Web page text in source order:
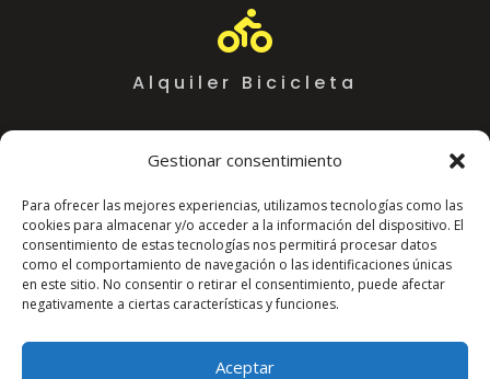
Gestionar consentimiento
Para ofrecer las mejores experiencias, utilizamos tecnologías como las
cookies para almacenar y/o acceder a la información del dispositivo. El
consentimiento de estas tecnologías nos permitirá procesar datos
como el comportamiento de navegación o las identificaciones únicas
en este sitio. No consentir o retirar el consentimiento, puede afectar
negativamente a ciertas características y funciones.
Aceptar

Alquiler Bicicleta